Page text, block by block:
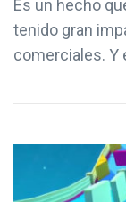
Es un hecho
tenido gran
comerciales. Y